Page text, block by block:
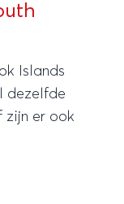
Islands
dezelfde
zijn er ook